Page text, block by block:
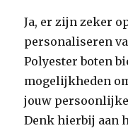
Ja, er zijn zeker
personaliseren
Polyester boten
mogelijkheden
jouw
Denk hierbij aan